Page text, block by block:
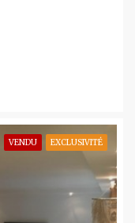
VENDU EXCLUSIVITÉ